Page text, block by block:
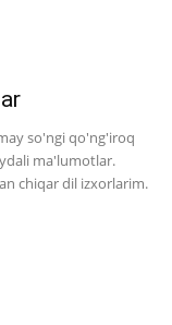
so'ngi qo'ng'iroq
ma'lumotlar.
chiqar dil izxorlarim.